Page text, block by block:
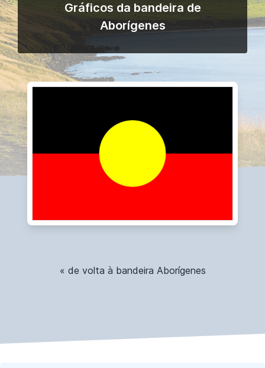
Gráficos da bandeira de
Aborígenes
« de volta à bandeira Aborígenes